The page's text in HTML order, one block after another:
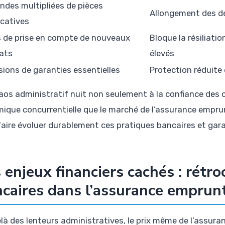
multipliées de pièces
Allongement des
de prise en compte de nouveaux
Bloque la
élevés
de garanties essentielles
Protection réduite
administratif nuit non seulement à la confiance des
concurrentielle que le marché de l’assurance
évoluer durablement ces pratiques bancaires et
enjeux financiers cachés :
dans l’assurance
des lenteurs administratives, le prix même de